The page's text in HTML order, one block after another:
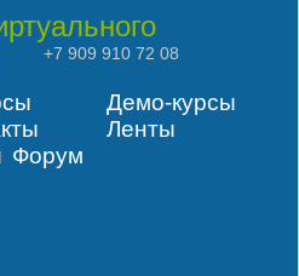
+7 909 910 72 08
Демо-курсы
Ленты
Форум